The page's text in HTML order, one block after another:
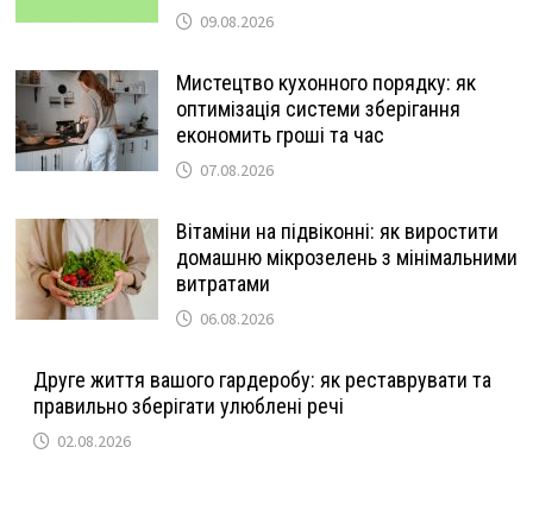
09.08.2026
Мистецтво кухонного порядку: як
оптимізація системи зберігання
економить гроші та час
07.08.2026
Вітаміни на підвіконні: як виростити
домашню мікрозелень з мінімальними
витратами
06.08.2026
Друге життя вашого гардеробу: як реставрувати та
правильно зберігати улюблені речі
02.08.2026